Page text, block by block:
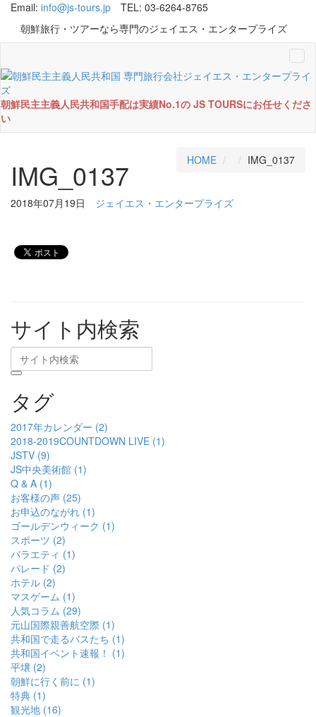
Email: info@js-tours.jp
TEL: 03-6264-8765
朝鮮旅行・ツアーなら専門のジェイエス・エンタープライズ
朝鮮民主主義人民共和国手配は実績No.1の JS TOURSにお任せくださ
い
IMG_0137 HOME IMG_0137
2018年07月19日 ジェイエス・エンタープライズ
サイト内検索
タグ
2017年カレンダー (2)
2018-2019COUNTDOWN LIVE (1)
JSTV (9)
JS中央美術館 (1)
Q & A (1)
お客様の声 (25)
お申込のながれ (1)
ゴールデンウィーク (1)
スポーツ (2)
バラエティ (1)
パレード (2)
ホテル (2)
マスゲーム (1)
人気コラム (29)
元山国際親善航空際 (1)
共和国で走るバスたち (1)
共和国イベント速報！ (1)
平壌 (2)
朝鮮に行く前に (1)
特典 (1)
観光地 (16)